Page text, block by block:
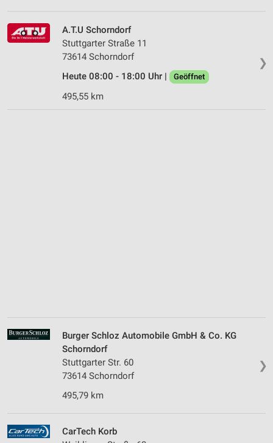
❯
A.T.U Schorndorf
Stuttgarter Straße 11
73614 Schorndorf
Heute 08:00 - 18:00 Uhr |
Geöffnet
495,55 km
❯
Burger Schloz Automobile GmbH & Co. KG
Schorndorf
Stuttgarter Str. 60
73614 Schorndorf
495,79 km
CarTech Korb